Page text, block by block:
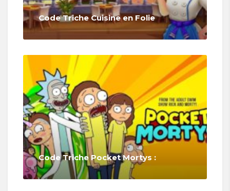
Code Triche Cuisine en Folie
Code Triche Pocket Mortys :